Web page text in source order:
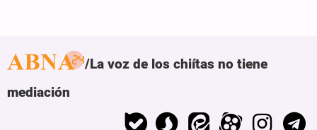
La voz de los chiítas no tiene
mediación